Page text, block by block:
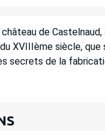
château de
XVIIIème siècle, que
secrets de la